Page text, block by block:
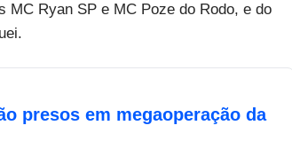
MC Ryan SP e MC Poze do Rodo, e do
presos em megaoperação da